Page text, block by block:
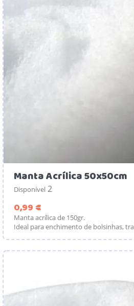
Manta Acrílica 50x50cm
Disponível 2
0,99 €
Manta acrílica de 150gr.
Ideal para enchimento de bolsinhas,